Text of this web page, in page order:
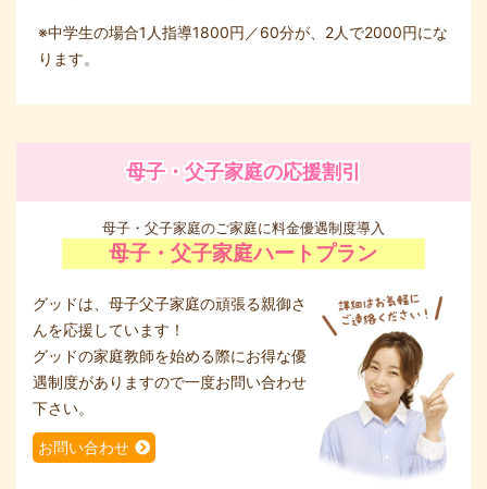
※中学生の場合1人指導1800円／60分が、2人で2000円にな
ります。
母子・父子家庭の応援割引
母子・父子家庭のご家庭に料金優遇制度導入
母子・父子家庭ハートプラン
グッドは、母子父子家庭の頑張る親御さ
んを応援しています！
グッドの家庭教師を始める際にお得な優
遇制度がありますので一度お問い合わせ
下さい。
お問い合わせ